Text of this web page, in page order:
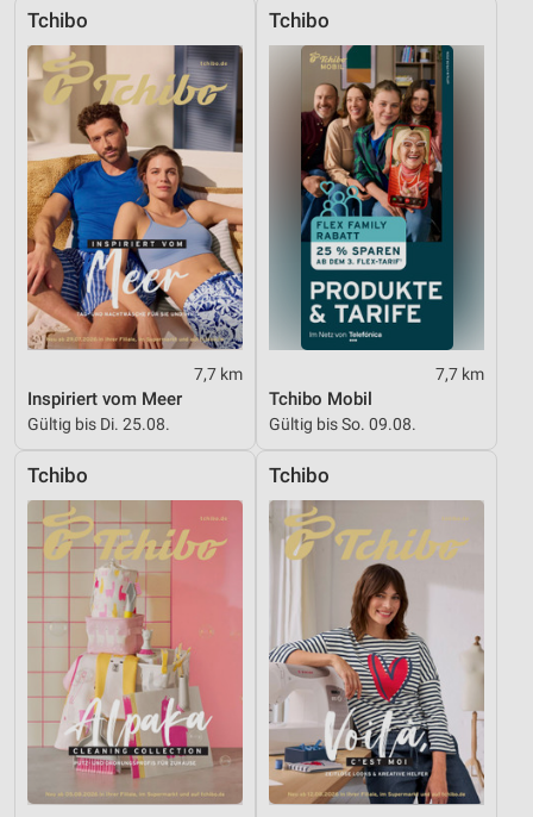
Tchibo
7,7 km
Inspiriert vom Meer
Gültig bis Di. 25.08.
Tchibo
7,7 km
Tchibo Mobil
Gültig bis So. 09.08.
Tchibo Tchibo